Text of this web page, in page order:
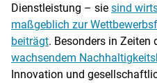
Dienstleistung – sie sind
maßgeblich zur
beiträgt. Besonders in
wachsendem
Innovation und